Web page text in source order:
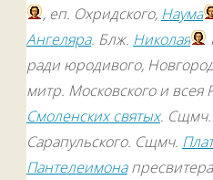
, еп. Охридского, Наума
Ангеляра. Блж. Николая
ради юродивого,
митр. Московского и всея
Смоленских святых. Сщмч.
Сарапульского. Сщмч.
Пантелеимона